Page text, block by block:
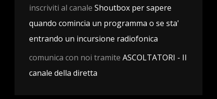
inscriviti al canale Shoutbox per sapere
quando comincia un programma o se sta'
entrando un incursione radiofonica
comunica con noi tramite ASCOLTATORI - Il
canale della diretta